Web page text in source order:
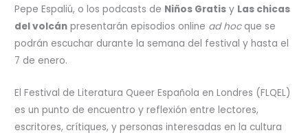
Pepe Espaliú, o los podcasts de Niños Gratis y Las chicas
del volcán presentarán episodios online ad hoc que se
podrán escuchar durante la semana del festival y hasta el
7 de enero.
El Festival de Literatura Queer Española en Londres (FLQEL)
es un punto de encuentro y reflexión entre lectores,
escritores, crítiques, y personas interesadas en la cultura